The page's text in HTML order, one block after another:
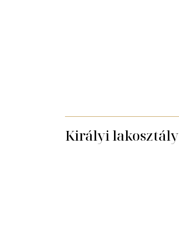
Királyi lakosztály